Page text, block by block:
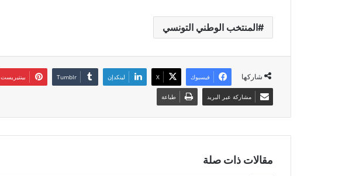
المنتخب الوطني التونسي
شاركها فيسبوك ‫X لينكدإن بينتيريست
مشاركة عبر البريد طباعة
مقالات ذات صلة